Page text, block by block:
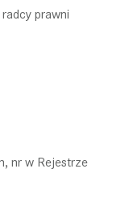
prawni
nr w Rejestrze